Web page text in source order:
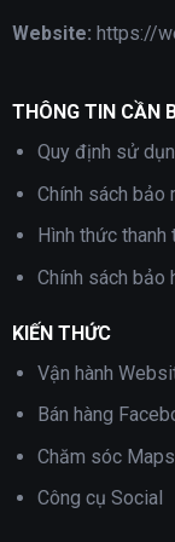
Website: https://
THÔNG TIN CẦN
Quy định sử
Chính sách bảo
Hình thức thanh
Chính sách bảo
KIẾN THỨC
Vận hành
Bán hàng
Chăm sóc Maps
Công cụ Social